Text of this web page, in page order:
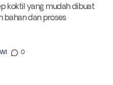
koktil yang mudah dibuat
bahan dan proses
0